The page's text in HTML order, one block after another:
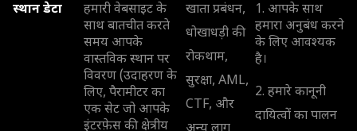
स्थान डेटा
हमारी वेबसाइट के
साथ बातचीत करते
समय आपके
वास्तविक स्थान पर
विवरण (उदाहरण के
लिए, पैरामीटर का
एक सेट जो आपके
इंटरफ़ेस की क्षेत्रीय
खाता प्रबंधन,
धोखाधड़ी की
रोकथाम,
सुरक्षा, AML,
CTF, और
1. आपके साथ
हमारा अनुबंध करने
के लिए आवश्यक
है।
2. हमारे कानूनी
दायित्वों का पालन